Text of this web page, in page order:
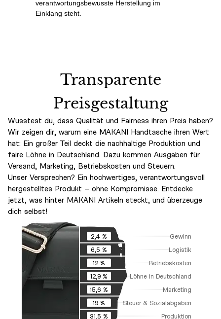
verantwortungsbewusste Herstellung im
Einklang steht.
Transparente
Preisgestaltung
Wusstest du, dass Qualität und Fairness ihren Preis haben?
Wir zeigen dir, warum eine MAKANI Handtasche ihren Wert
hat: Ein großer Teil deckt die nachhaltige Produktion und
faire Löhne in Deutschland. Dazu kommen Ausgaben für
Versand, Marketing, Betriebskosten und Steuern.
Unser Versprechen? Ein hochwertiges, verantwortungsvoll
hergestelltes Produkt – ohne Kompromisse. Entdecke
jetzt, was hinter MAKANI Artikeln steckt, und überzeuge
dich selbst!
2,4 %
Gewinn
6,5 %
Logistik
12 %
Betriebskosten
12,9 %
Löhne in Deutschland
15,6 %
Marketing
19 %
Steuer & Sozialabgaben
31,5 %
Produktion